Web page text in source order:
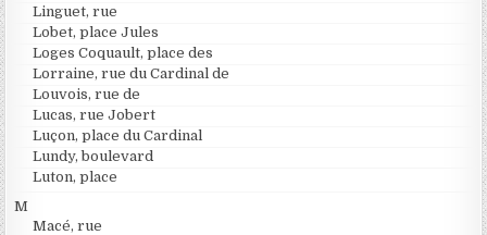
Linguet, rue
Lobet, place Jules
Loges Coquault, place des
Lorraine, rue du Cardinal de
Louvois, rue de
Lucas, rue Jobert
Luçon, place du Cardinal
Lundy, boulevard
Luton, place
M
Macé, rue